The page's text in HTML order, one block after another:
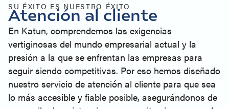
SU ÉXITO ES NUESTRO ÉXITO
Atención al cliente
En Katun, comprendemos las exigencias
vertiginosas del mundo empresarial actual y la
presión a la que se enfrentan las empresas para
seguir siendo competitivas. Por eso hemos diseñado
nuestro servicio de atención al cliente para que sea
lo más accesible y fiable posible, asegurándonos de